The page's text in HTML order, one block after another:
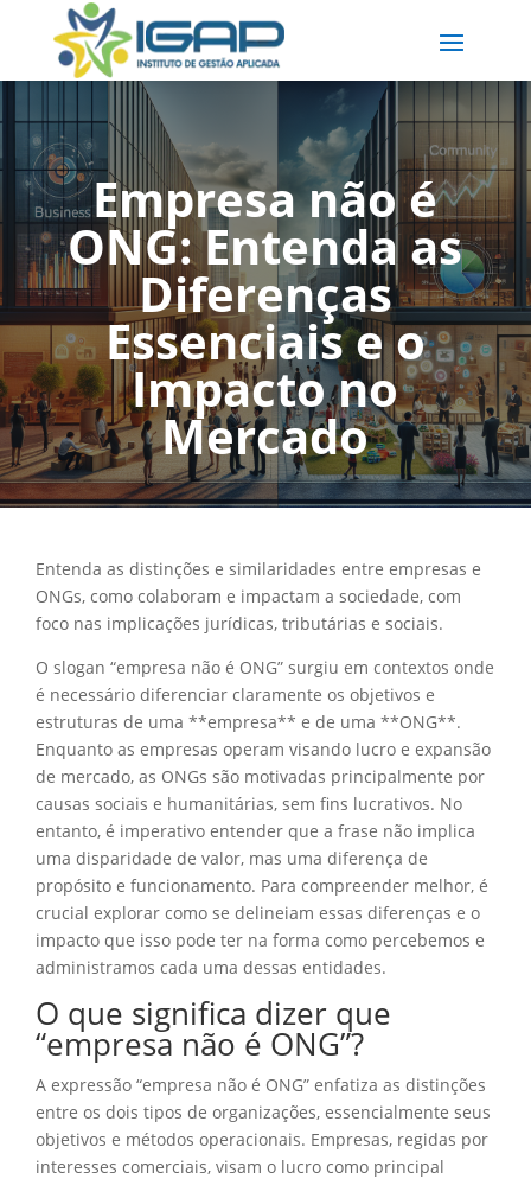
Empresa não é
ONG: Entenda as
Diferenças
Essenciais e o
Impacto no
Mercado
Entenda as distinções e similaridades entre empresas e
ONGs, como colaboram e impactam a sociedade, com
foco nas implicações jurídicas, tributárias e sociais.
O slogan “empresa não é ONG” surgiu em contextos onde
é necessário diferenciar claramente os objetivos e
estruturas de uma **empresa** e de uma **ONG**.
Enquanto as empresas operam visando lucro e expansão
de mercado, as ONGs são motivadas principalmente por
causas sociais e humanitárias, sem fins lucrativos. No
entanto, é imperativo entender que a frase não implica
uma disparidade de valor, mas uma diferença de
propósito e funcionamento. Para compreender melhor, é
crucial explorar como se delineiam essas diferenças e o
impacto que isso pode ter na forma como percebemos e
administramos cada uma dessas entidades.
O que significa dizer que
“empresa não é ONG”?
A expressão “empresa não é ONG” enfatiza as distinções
entre os dois tipos de organizações, essencialmente seus
objetivos e métodos operacionais. Empresas, regidas por
interesses comerciais, visam o lucro como principal